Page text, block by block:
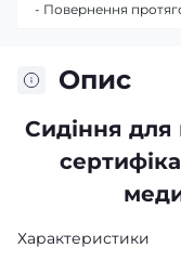
Опис
Сидіння для
Характеристики
- Повернення